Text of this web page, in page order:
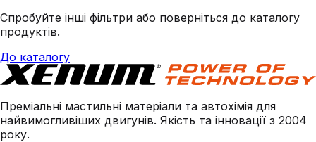
Спробуйте інші фільтри або поверніться до каталогу
продуктів.
До каталогу
Преміальні мастильні матеріали та автохімія для
найвимогливіших двигунів. Якість та інновації з 2004
року.